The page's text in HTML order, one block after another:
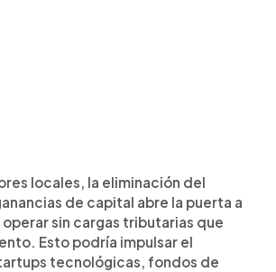
locales, la eliminación del
de capital abre la puerta a
sin cargas tributarias que
Esto podría impulsar el
tecnológicas, fondos de